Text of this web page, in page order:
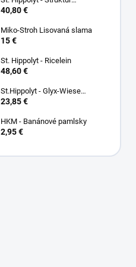
Energetikum
40,80 €
Miko-Stroh Lisovaná slama
15 €
St. Hippolyt - Ricelein
48,60 €
St.Hippolyt - Glyx-Wiese
Seniorfaser
23,85 €
HKM - Banánové pamlsky
2,95 €